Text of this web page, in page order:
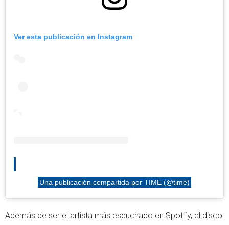
Ver esta publicación en Instagram
Una publicación compartida por TIME (@time)
Además de ser el artista más escuchado en Spotify, el disco